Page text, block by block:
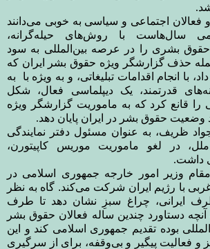
.
فعالان اجتماعی و سیاسی به خوبی می‌دانند
سال‌هاست با روش‌های حیله‌گرانه،
بشری را در عرصه بین‌المللی به سود
حذف گزارشگر ویژه حقوق بشر ایران که
با انجام اقدامات تبلیغاتی، و به ویژه با به
قدرتمند، یک دیپلماسی فعال، شکل
قانع کرد که به ماموریت گزارشگر ویژه
حقوق بشر در ایران پایان دهد.
ظریف، به عنوان مسئول دفتر نمایندگی
در لغو ماموریت موریس کاپیتورن،
داشت.
وزیر امور خارجه جمهوری اسلامی در
با رژیم ایران شرکت می‌کند. گاه به نظر
ایرانی، چراغ سبزِ نشان دهد تا طرف
دستاورد چندین ساله فعالان حقوق بشر
بوده تقدیم جمهوری اسلامی کند و این
و فعالیت پیگیر و بی‌وقفه، برای از سرگیری